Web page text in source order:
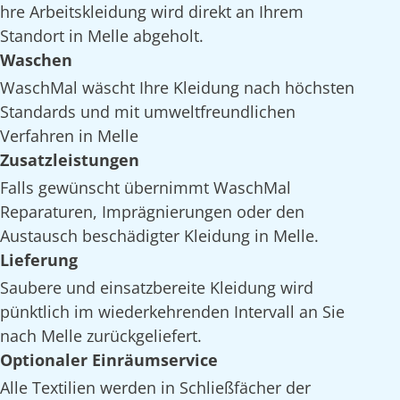
hre Arbeitskleidung wird direkt an Ihrem
Standort in Melle abgeholt.
Waschen
WaschMal wäscht Ihre Kleidung nach höchsten
Standards und mit umweltfreundlichen
Verfahren in Melle
Zusatzleistungen
Falls gewünscht übernimmt WaschMal
Reparaturen, Imprägnierungen oder den
Austausch beschädigter Kleidung in Melle.
Lieferung
Saubere und einsatzbereite Kleidung wird
pünktlich im wiederkehrenden Intervall an Sie
nach Melle zurückgeliefert.
Optionaler Einräumservice
Alle Textilien werden in Schließfächer der